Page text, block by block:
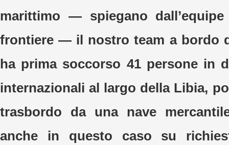
marittimo — spiegano
frontiere — il nostro team a bordo
ha prima soccorso 41 persone in
internazionali al largo della Libia,
trasbordo da una nave
anche in questo caso su